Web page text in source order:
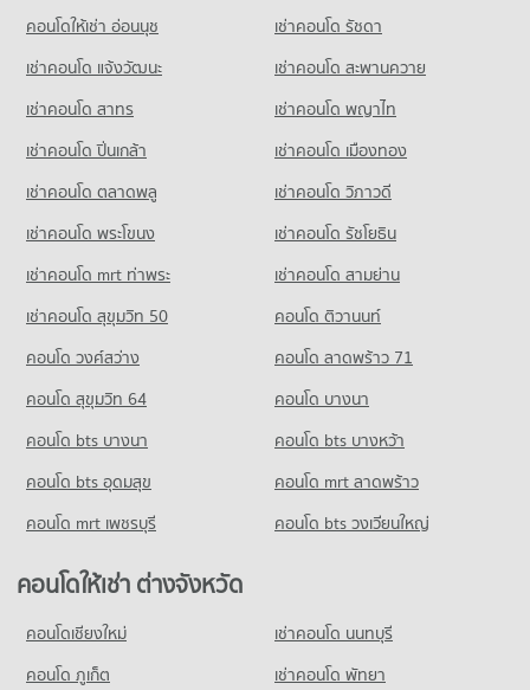
คอนโดให้เช่า อ่อนนุช
เช่าคอนโด รัชดา
เช่าคอนโด แจ้งวัฒนะ
เช่าคอนโด สะพานควาย
เช่าคอนโด สาทร
เช่าคอนโด พญาไท
เช่าคอนโด ปิ่นเกล้า
เช่าคอนโด เมืองทอง
เช่าคอนโด ตลาดพลู
เช่าคอนโด วิภาวดี
เช่าคอนโด พระโขนง
เช่าคอนโด รัชโยธิน
เช่าคอนโด mrt ท่าพระ
เช่าคอนโด สามย่าน
เช่าคอนโด สุขุมวิท 50
คอนโด ติวานนท์
คอนโด วงศ์สว่าง
คอนโด ลาดพร้าว 71
คอนโด สุขุมวิท 64
คอนโด บางนา
คอนโด bts บางนา
คอนโด bts บางหว้า
คอนโด bts อุดมสุข
คอนโด mrt ลาดพร้าว
คอนโด mrt เพชรบุรี
คอนโด bts วงเวียนใหญ่
คอนโดให้เช่า ต่างจังหวัด
คอนโดเชียงใหม่
เช่าคอนโด นนทบุรี
คอนโด ภูเก็ต
เช่าคอนโด พัทยา